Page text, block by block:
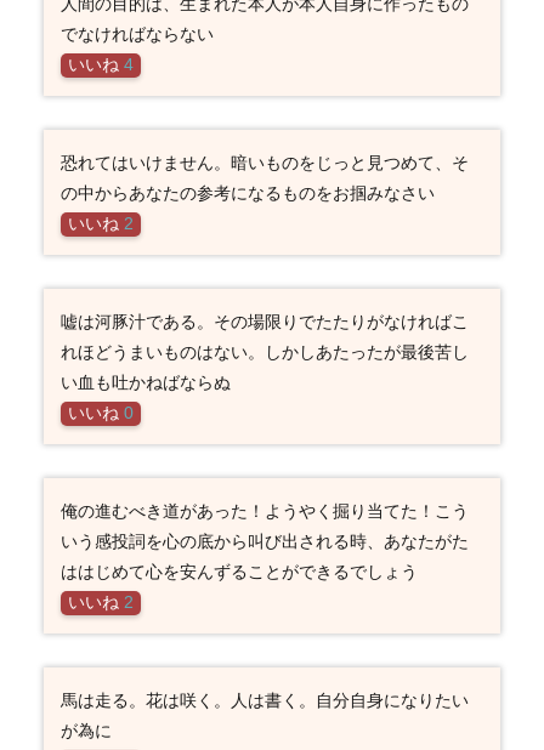
でなければならない
いいね 4
恐れてはいけません。暗いものをじっと見つめて、そ
の中からあなたの参考になるものをお掴みなさい
いいね 2
嘘は河豚汁である。その場限りでたたりがなければこ
れほどうまいものはない。しかしあたったが最後苦し
い血も吐かねばならぬ
いいね 0
俺の進むべき道があった！ようやく掘り当てた！こう
いう感投詞を心の底から叫び出される時、あなたがた
ははじめて心を安んずることができるでしょう
いいね 2
馬は走る。花は咲く。人は書く。自分自身になりたい
が為に